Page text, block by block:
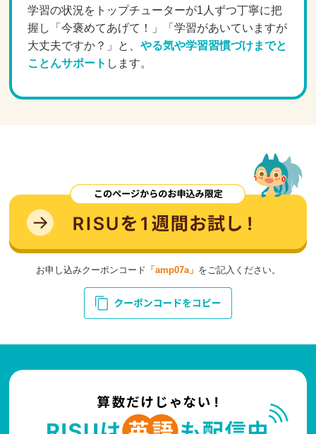
学習の状況をトップチューターが1人ずつ丁寧に把
握し「今褒めてあげて！」「学習があいていますが
大丈夫ですか？」と、やる気や学習習慣づけまでと
ことんサポート します。
お申し込みクーポンコード 「amp07a」 をご記入ください。